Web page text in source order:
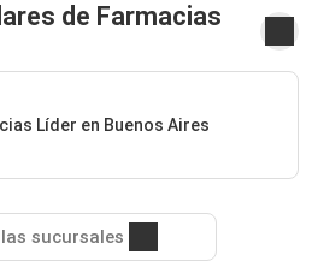
de Farmacias
Líder en Buenos Aires
sucursales